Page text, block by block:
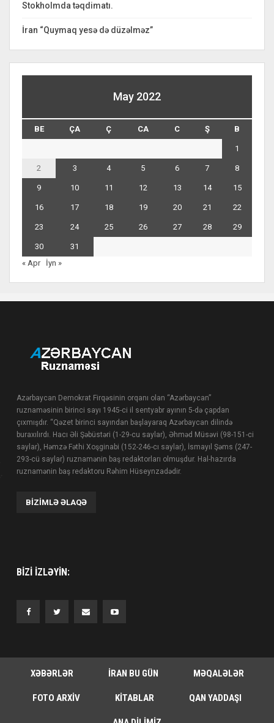
Stokholmda təqdimatı.
İran “Quymaq yesə də düzəlməz”
May 2022
BE ÇA Ç CA C Ş B
1
2 3 4 5 6 7 8
9 10 11 12 13 14 15
16 17 18 19 20 21 22
23 24 25 26 27 28 29
30
31
« Apr
İyn »
Azərbaycan Demokrat Firqəsinin orqanı olan “Azərbaycan”
ruznaməsinin birinci sayı 1945-ci il sentyabr ayının 5-də çapdan
çıxmışdır. “Qəzet birinci sayından başlayaraq Azərbaycan dilində
buraxılırdı. Hacı Əli Şəbüstəri (1-29-cu saylar), Əhməd Müsəvi (98-151-ci
saylar), Həmzə Fəthi Xoşginabi (152-246-cı saylar), İsmayıl Şəms (247-
293-cü saylar) ruznamənin baş redaktorları olmuşdur. Hal-hazırda
ruznamənin baş redaktoru Rəhim Hüseynzadədir.
BIZIMLƏ ƏLAQƏ
BIZI IZLƏYIN:
XƏBƏRLƏR İRAN BU GÜN MƏQALƏLƏR
FOTO ARXIV KITABLAR QAN YADDAŞI